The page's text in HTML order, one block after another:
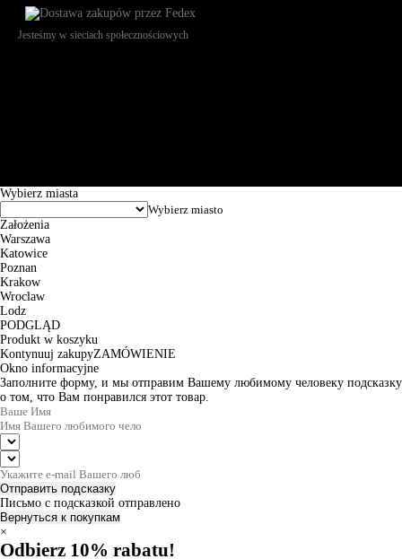
Jesteśmy w sieciach społecznościowych
Wybierz miasta
Założenia
Warszawa
Katowice
Poznan
Krakow
Wroclaw
Lodz
PODGLĄD
Produkt w koszyku
Kontynuuj zakupyZAMÓWIENIE
Okno informacyjne
Заполните форму, и мы отправим Вашему любимому человеку подсказку
о том, что Вам понравился этот товар.
Отправить подсказку
Письмо с подсказкой отправлено
Вернуться к покупкам
×
Odbierz 10% rabatu!